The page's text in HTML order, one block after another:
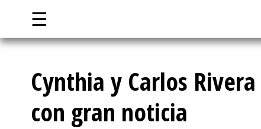
☰
Cynthia y Carlos
con gran noticia